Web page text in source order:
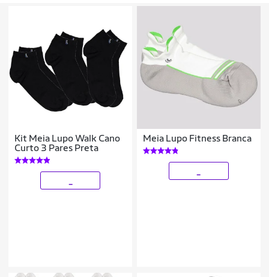
Kit Meia Lupo Walk Cano
Curto 3 Pares Preta
Meia Lupo Fitness Branca